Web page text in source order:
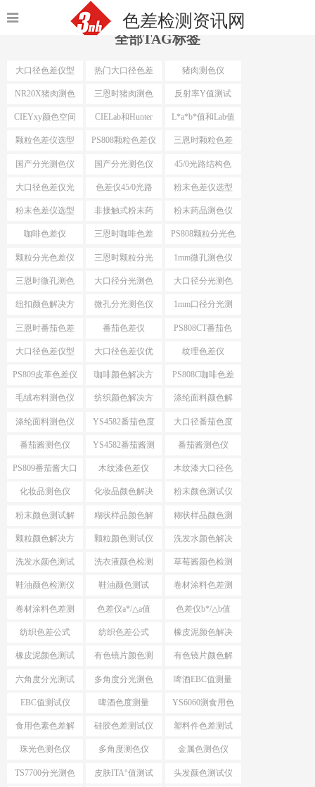
色差检测资讯网
全部TAG标签
大口径色差仪型
号
热门大口径色差
仪选型
猪肉测色仪
NR20X猪肉测色
仪
三恩时猪肉测色
仪
反射率Y值测试
CIEYxy颜色空间 CIELab和Hunter
Lab
L*a*b*值和Lab值
颗粒色差仪选型 PS808颗粒色差仪 三恩时颗粒色差
仪
国产分光测色仪 国产分光测色仪
最小口径
45/0光路结构色
差仪
大口径色差仪光
路结构
色差仪45/0光路
结构
粉末色差仪选型
粉末色差仪选型
依据
非接触式粉末药
品测色仪
粉末药品测色仪
咖啡色差仪 三恩时咖啡色差
仪
PS808颗粒分光色
差仪
颗粒分光色差仪 三恩时颗粒分光
色差仪
1mm微孔测色仪
三恩时微孔测色
仪
大口径分光测色
仪选型推荐
大口径分光测色
仪选型
纽扣颜色解决方
案
微孔分光测色仪 1mm口径分光测
色仪
三恩时番茄色差
仪
番茄色差仪 PS808CT番茄色
差仪
大口径色差仪型
号推荐
大口径色差仪优
势
纹理色差仪
PS809皮革色差仪 咖啡颜色解决方
案
PS808C咖啡色差
仪
毛绒布料测色仪 纺织颜色解决方
案
涤纶面料颜色解
决方案
涤纶面料测色仪 YS4582番茄色度
仪
大口径番茄色度
仪YS4582
番茄酱测色仪 YS4582番茄酱测
色仪
番茄酱测色仪
PS809
PS809番茄酱大口
径测色仪
木纹漆色差仪 木纹漆大口径色
差仪
化妆品测色仪 化妆品颜色解决
方案
粉末颜色测试仪
选择
粉末颜色测试解
决方案
糊状样品颜色解
决方案
糊状样品颜色测
量
颗粒颜色解决方
案
颗粒颜色测试仪 洗发水颜色解决
方案
洗发水颜色测试
仪
洗衣液颜色检测
仪
草莓酱颜色检测
仪
鞋油颜色检测仪 鞋油颜色测试 卷材涂料色差测
试
卷材涂料色差测
试仪
色差仪a*/△a值 色差仪b*/△b值
纺织色差公式
ΔE*CMC
纺织色差公式
△E*94
橡皮泥颜色解决
方案
橡皮泥颜色测试
仪
有色镜片颜色测
量
有色镜片颜色解
决方案
六角度分光测试 多角度分光测色
仪
啤酒EBC值测量
EBC值测试仪 啤酒色度测量 YS6060测食用色
素颜色
食用色素色差解
决方案
硅胶色差测试仪 塑料件色差测试
仪
珠光色测色仪 多角度测色仪 金属色测色仪
TS7700分光测色 皮肤ITA°值测试 头发颜色测试仪